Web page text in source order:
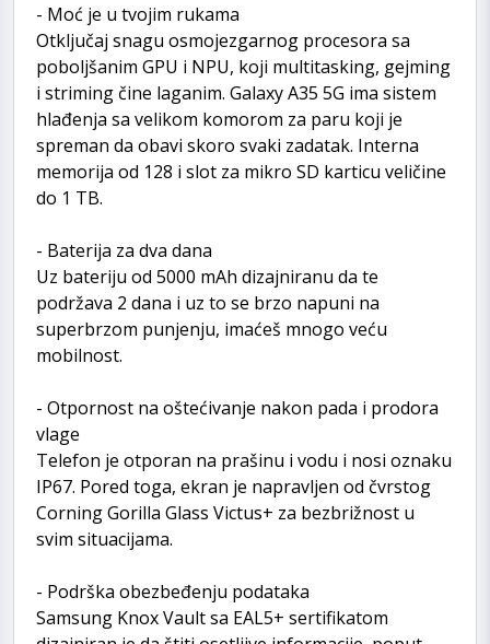
- Moć je u tvojim rukama
Otključaj snagu osmojezgarnog procesora sa
poboljšanim GPU i NPU, koji multitasking, gejming
i striming čine laganim. Galaxy A35 5G ima sistem
hlađenja sa velikom komorom za paru koji je
spreman da obavi skoro svaki zadatak. Interna
memorija od 128 i slot za mikro SD karticu veličine
do 1 TB.
- Baterija za dva dana
Uz bateriju od 5000 mAh dizajniranu da te
podržava 2 dana i uz to se brzo napuni na
superbrzom punjenju, imaćeš mnogo veću
mobilnost.
- Otpornost na oštećivanje nakon pada i prodora
vlage
Telefon je otporan na prašinu i vodu i nosi oznaku
IP67. Pored toga, ekran je napravljen od čvrstog
Corning Gorilla Glass Victus+ za bezbrižnost u
svim situacijama.
- Podrška obezbeđenju podataka
Samsung Knox Vault sa EAL5+ sertifikatom